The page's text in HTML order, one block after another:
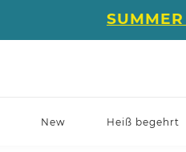
New Heiß begehrt